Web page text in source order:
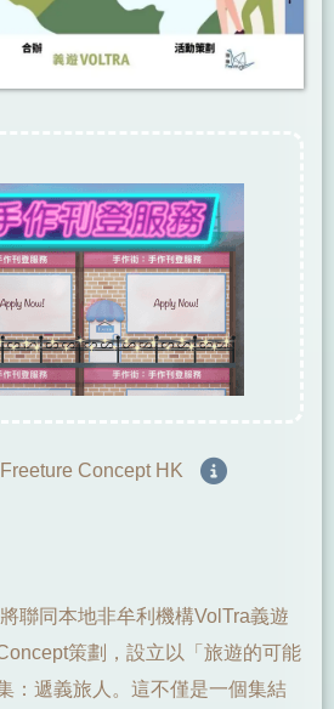
Concept HK
聯同本地非牟利機構VolTra義遊
策劃，設立以「旅遊的可能
：遞義旅人。這不僅是一個集結